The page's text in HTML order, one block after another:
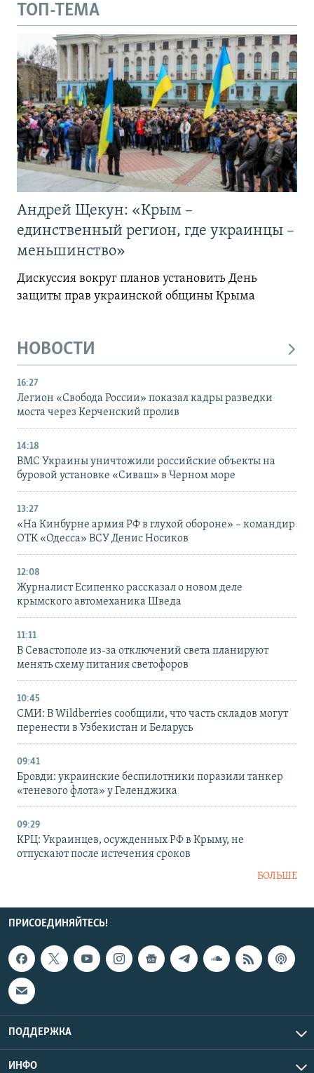
ТОП-ТЕМА
Андрей Щекун: «Крым –
единственный регион, где украинцы –
меньшинство»
Дискуссия вокруг планов установить День
защиты прав украинской общины Крыма
НОВОСТИ
16:27
Легион «Свобода России» показал кадры разведки
моста через Керченский пролив
14:18
ВМС Украины уничтожили российские объекты на
буровой установке «Сиваш» в Черном море
13:27
«На Кинбурне армия РФ в глухой обороне» – командир
ОТК «Одесса» ВСУ Денис Носиков
12:08
Журналист Есипенко рассказал о новом деле
крымского автомеханика Шведа
11:11
В Севастополе из-за отключений света планируют
менять схему питания светофоров
10:45
СМИ: В Wildberries сообщили, что часть складов могут
перенести в Узбекистан и Беларусь
09:41
Бровди: украинские беспилотники поразили танкер
«теневого флота» у Геленджика
09:29
КРЦ: Украинцев, осужденных РФ в Крыму, не
отпускают после истечения сроков
БОЛЬШЕ
ПРИСОЕДИНЯЙТЕСЬ!
ПОДДЕРЖКА
ИНФО